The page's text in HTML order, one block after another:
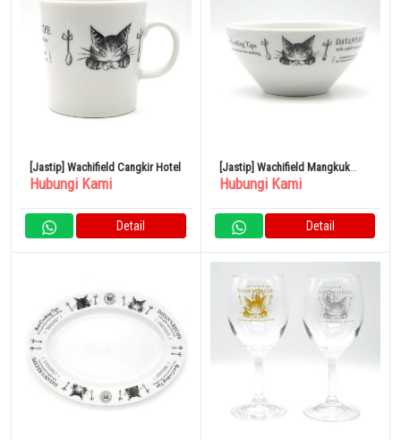
[Jastip] Wachifield Cangkir Hotel
Hubungi Kami
Detail
[Jastip] Wachifield Mangkuk
Hotel
Hubungi Kami
Detail